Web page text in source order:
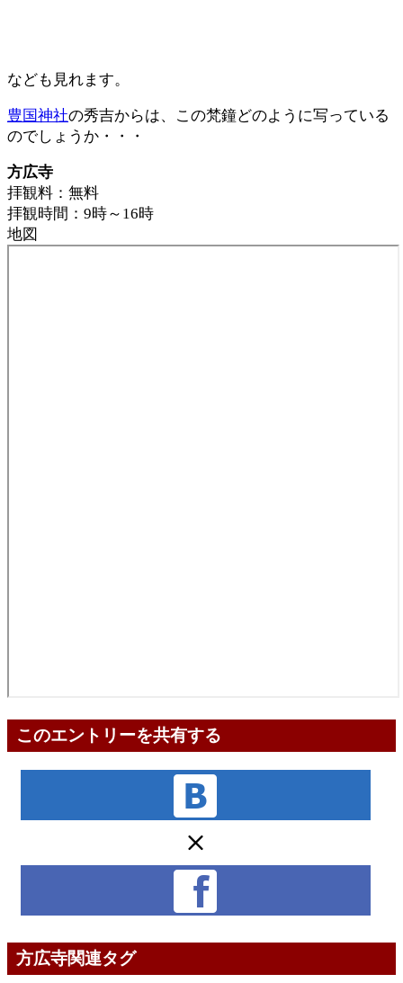
なども見れます。
豊国神社の秀吉からは、この梵鐘どのように写っている
のでしょうか・・・
方広寺
拝観料：無料
拝観時間：9時～16時
地図
このエントリーを共有する
方広寺関連タグ